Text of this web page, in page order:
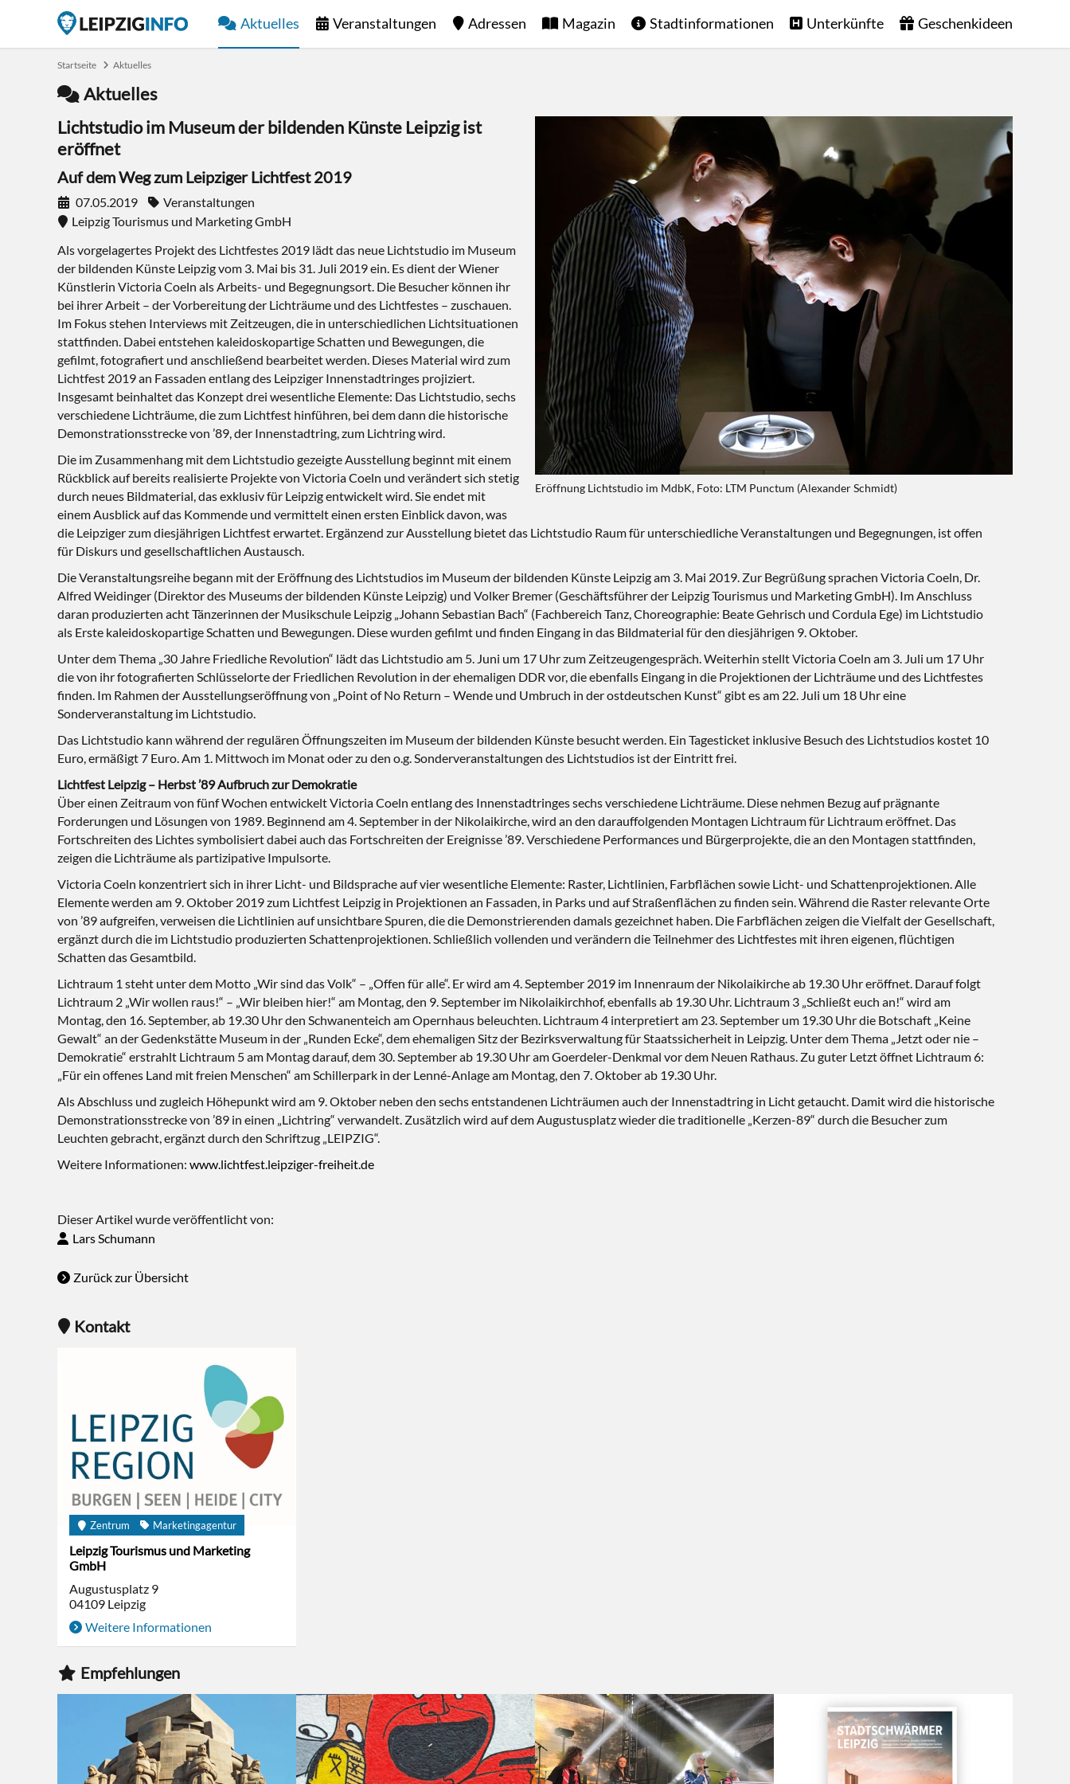
Aktuelles Veranstaltungen Adressen Magazin Stadtinformationen Unterkünfte Geschenkideen
Startseite Aktuelles
Aktuelles
Eröffnung Lichtstudio im MdbK, Foto: LTM Punctum (Alexander Schmidt)
Lichtstudio im Museum der bildenden Künste Leipzig ist
eröffnet
Auf dem Weg zum Leipziger Lichtfest 2019
07.05.2019
Veranstaltungen
Leipzig Tourismus und Marketing GmbH
Als vorgelagertes Projekt des Lichtfestes 2019 lädt das neue Lichtstudio im Museum
der bildenden Künste Leipzig vom 3. Mai bis 31. Juli 2019 ein. Es dient der Wiener
Künstlerin Victoria Coeln als Arbeits- und Begegnungsort. Die Besucher können ihr
bei ihrer Arbeit – der Vorbereitung der Lichträume und des Lichtfestes – zuschauen.
Im Fokus stehen Interviews mit Zeitzeugen, die in unterschiedlichen Lichtsituationen
stattfinden. Dabei entstehen kaleidoskopartige Schatten und Bewegungen, die
gefilmt, fotografiert und anschließend bearbeitet werden. Dieses Material wird zum
Lichtfest 2019 an Fassaden entlang des Leipziger Innenstadtringes projiziert.
Insgesamt beinhaltet das Konzept drei wesentliche Elemente: Das Lichtstudio, sechs
verschiedene Lichträume, die zum Lichtfest hinführen, bei dem dann die historische
Demonstrationsstrecke von ’89, der Innenstadtring, zum Lichtring wird.
Die im Zusammenhang mit dem Lichtstudio gezeigte Ausstellung beginnt mit einem
Rückblick auf bereits realisierte Projekte von Victoria Coeln und verändert sich stetig
durch neues Bildmaterial, das exklusiv für Leipzig entwickelt wird. Sie endet mit
einem Ausblick auf das Kommende und vermittelt einen ersten Einblick davon, was
die Leipziger zum diesjährigen Lichtfest erwartet. Ergänzend zur Ausstellung bietet das Lichtstudio Raum für unterschiedliche Veranstaltungen und Begegnungen, ist offen
für Diskurs und gesellschaftlichen Austausch.
Die Veranstaltungsreihe begann mit der Eröffnung des Lichtstudios im Museum der bildenden Künste Leipzig am 3. Mai 2019. Zur Begrüßung sprachen Victoria Coeln, Dr.
Alfred Weidinger (Direktor des Museums der bildenden Künste Leipzig) und Volker Bremer (Geschäftsführer der Leipzig Tourismus und Marketing GmbH). Im Anschluss
daran produzierten acht Tänzerinnen der Musikschule Leipzig „Johann Sebastian Bach“ (Fachbereich Tanz, Choreographie: Beate Gehrisch und Cordula Ege) im Lichtstudio
als Erste kaleidoskopartige Schatten und Bewegungen. Diese wurden gefilmt und finden Eingang in das Bildmaterial für den diesjährigen 9. Oktober.
Unter dem Thema „30 Jahre Friedliche Revolution“ lädt das Lichtstudio am 5. Juni um 17 Uhr zum Zeitzeugengespräch. Weiterhin stellt Victoria Coeln am 3. Juli um 17 Uhr
die von ihr fotografierten Schlüsselorte der Friedlichen Revolution in der ehemaligen DDR vor, die ebenfalls Eingang in die Projektionen der Lichträume und des Lichtfestes
finden. Im Rahmen der Ausstellungseröffnung von „Point of No Return – Wende und Umbruch in der ostdeutschen Kunst“ gibt es am 22. Juli um 18 Uhr eine
Sonderveranstaltung im Lichtstudio.
Das Lichtstudio kann während der regulären Öffnungszeiten im Museum der bildenden Künste besucht werden. Ein Tagesticket inklusive Besuch des Lichtstudios kostet 10
Euro, ermäßigt 7 Euro. Am 1. Mittwoch im Monat oder zu den o.g. Sonderveranstaltungen des Lichtstudios ist der Eintritt frei.
Lichtfest Leipzig – Herbst ’89 Aufbruch zur Demokratie
Über einen Zeitraum von fünf Wochen entwickelt Victoria Coeln entlang des Innenstadtringes sechs verschiedene Lichträume. Diese nehmen Bezug auf prägnante
Forderungen und Lösungen von 1989. Beginnend am 4. September in der Nikolaikirche, wird an den darauffolgenden Montagen Lichtraum für Lichtraum eröffnet. Das
Fortschreiten des Lichtes symbolisiert dabei auch das Fortschreiten der Ereignisse ’89. Verschiedene Performances und Bürgerprojekte, die an den Montagen stattfinden,
zeigen die Lichträume als partizipative Impulsorte.
Victoria Coeln konzentriert sich in ihrer Licht- und Bildsprache auf vier wesentliche Elemente: Raster, Lichtlinien, Farbflächen sowie Licht- und Schattenprojektionen. Alle
Elemente werden am 9. Oktober 2019 zum Lichtfest Leipzig in Projektionen an Fassaden, in Parks und auf Straßenflächen zu finden sein. Während die Raster relevante Orte
von ’89 aufgreifen, verweisen die Lichtlinien auf unsichtbare Spuren, die die Demonstrierenden damals gezeichnet haben. Die Farbflächen zeigen die Vielfalt der Gesellschaft,
ergänzt durch die im Lichtstudio produzierten Schattenprojektionen. Schließlich vollenden und verändern die Teilnehmer des Lichtfestes mit ihren eigenen, flüchtigen
Schatten das Gesamtbild.
Lichtraum 1 steht unter dem Motto „Wir sind das Volk“ – „Offen für alle“. Er wird am 4. September 2019 im Innenraum der Nikolaikirche ab 19.30 Uhr eröffnet. Darauf folgt
Lichtraum 2 „Wir wollen raus!“ – „Wir bleiben hier!“ am Montag, den 9. September im Nikolaikirchhof, ebenfalls ab 19.30 Uhr. Lichtraum 3 „Schließt euch an!“ wird am
Montag, den 16. September, ab 19.30 Uhr den Schwanenteich am Opernhaus beleuchten. Lichtraum 4 interpretiert am 23. September um 19.30 Uhr die Botschaft „Keine
Gewalt“ an der Gedenkstätte Museum in der „Runden Ecke“, dem ehemaligen Sitz der Bezirksverwaltung für Staatssicherheit in Leipzig. Unter dem Thema „Jetzt oder nie –
Demokratie“ erstrahlt Lichtraum 5 am Montag darauf, dem 30. September ab 19.30 Uhr am Goerdeler-Denkmal vor dem Neuen Rathaus. Zu guter Letzt öffnet Lichtraum 6:
„Für ein offenes Land mit freien Menschen“ am Schillerpark in der Lenné-Anlage am Montag, den 7. Oktober ab 19.30 Uhr.
Als Abschluss und zugleich Höhepunkt wird am 9. Oktober neben den sechs entstandenen Lichträumen auch der Innenstadtring in Licht getaucht. Damit wird die historische
Demonstrationsstrecke von ’89 in einen „Lichtring“ verwandelt. Zusätzlich wird auf dem Augustusplatz wieder die traditionelle „Kerzen-89“ durch die Besucher zum
Leuchten gebracht, ergänzt durch den Schriftzug „LEIPZIG“.
Weitere Informationen: www.lichtfest.leipziger-freiheit.de
Dieser Artikel wurde veröffentlicht von:
Lars Schumann
Zurück zur Übersicht
Kontakt
Zentrum Marketingagentur
Leipzig Tourismus und Marketing
GmbH
Augustusplatz 9
04109 Leipzig
Weitere Informationen
Empfehlungen